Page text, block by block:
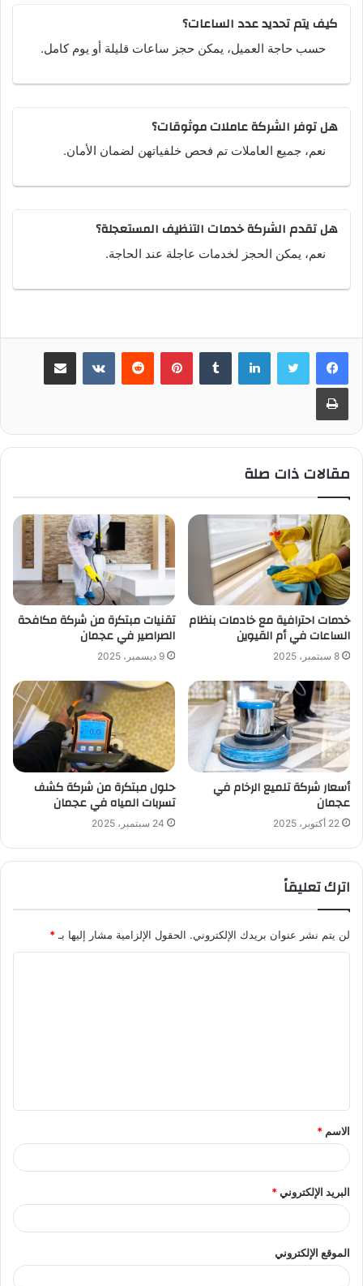
كيف يتم تحديد عدد الساعات؟
حسب حاجة العميل، يمكن حجز ساعات قليلة أو يوم كامل.
هل توفر الشركة عاملات موثوقات؟
نعم، جميع العاملات تم فحص خلفياتهن لضمان الأمان.
هل تقدم الشركة خدمات التنظيف المستعجلة؟
نعم، يمكن الحجز لخدمات عاجلة عند الحاجة.
لينكدإن بينتيريست مشاركة عبر البريد
طباعة
مقالات ذات صلة
خدمات احترافية مع خادمات بنظام
الساعات في أم القيوين
8 سبتمبر، 2025
تقنيات مبتكرة من شركة مكافحة
الصراصير في عجمان
9 ديسمبر، 2025
أسعار شركة تلميع الرخام في
عجمان
22 أكتوبر، 2025
حلول مبتكرة من شركة كشف
تسربات المياه في عجمان
24 سبتمبر، 2025
اترك تعليقاً
لن يتم نشر عنوان بريدك الإلكتروني. الحقول الإلزامية مشار إليها بـ *
ق
*
الاسم *
البريد الإلكتروني*
الموقع الإلكتروني